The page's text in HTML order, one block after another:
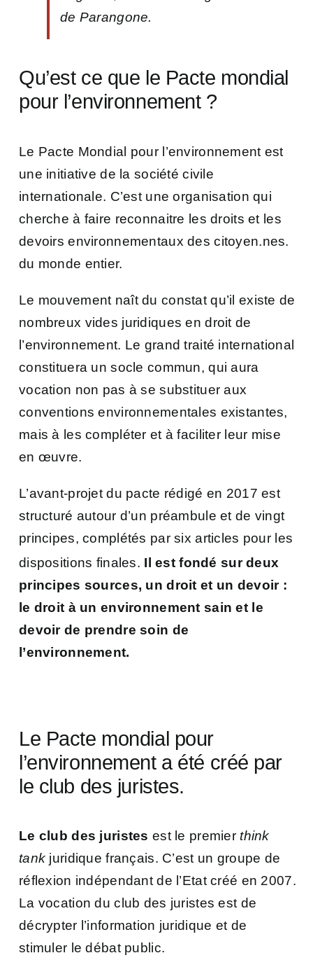
de Parangone.
Qu’est ce que le Pacte mondial
pour l’environnement ?
Le Pacte Mondial pour l’environnement est
une initiative de la société civile
internationale. C’est une organisation qui
cherche à faire reconnaitre les droits et les
devoirs environnementaux des citoyen.nes.
du monde entier.
Le mouvement naît du constat qu’il existe de
nombreux vides juridiques en droit de
l’environnement. Le grand traité international
constituera un socle commun, qui aura
vocation non pas à se substituer aux
conventions environnementales existantes,
mais à les compléter et à faciliter leur mise
en œuvre.
L’avant-projet du pacte rédigé en 2017 est
structuré autour d’un préambule et de vingt
principes, complétés par six articles pour les
dispositions finales. Il est fondé sur deux
principes sources, un droit et un devoir :
le droit à un environnement sain et le
devoir de prendre soin de
l’environnement.
Le Pacte mondial pour
l’environnement a été créé par
le club des juristes.
Le club des juristes est le premier think
tank juridique français. C’est un groupe de
réflexion indépendant de l’Etat créé en 2007.
La vocation du club des juristes est de
décrypter l’information juridique et de
stimuler le débat public.